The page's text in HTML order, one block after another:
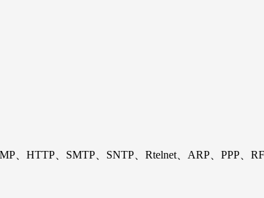
HTTP、SMTP、SNTP、Rtelnet、ARP、PPP、